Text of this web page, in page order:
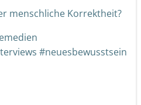
menschliche Korrektheit?
#neuesbewusstsein